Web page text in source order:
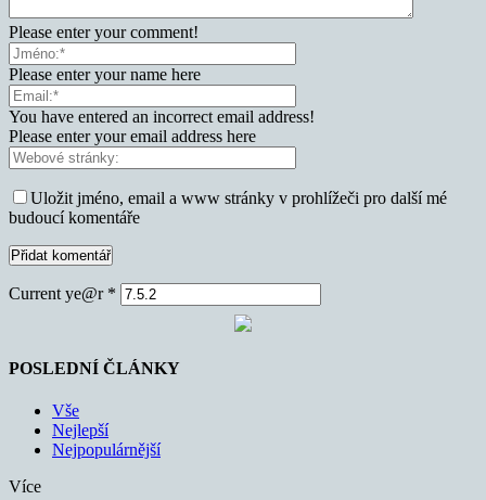
Please enter your comment!
Please enter your name here
You have entered an incorrect email address!
Please enter your email address here
Uložit jméno, email a www stránky v prohlížeči pro další mé
budoucí komentáře
Current ye@r *
POSLEDNÍ ČLÁNKY
Vše
Nejlepší
Nejpopulárnější
Více